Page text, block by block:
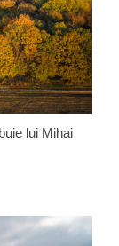
lui Mihai